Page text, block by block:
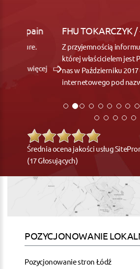
FHU TOKARCZYK /
Z przyjemnością informuję, że
której właścicielem jest
nas w Październiku 2017 usługę
internetowego pod nazwą
Średnia ocena jakości usług
(17 Głosujących)
POZYCJONOWANIE
Pozycjonowanie stron Łódź